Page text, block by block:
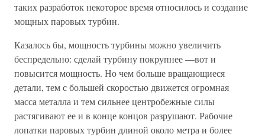
таких разработок некоторое время относилось и создание
мощных паровых турбин.
Казалось бы, мощность турбины можно увеличить
беспредельно: сделай турбину покрупнее —вот и
повысится мощность. Но чем больше вращающиеся
детали, тем с большей скоростью движется огромная
масса металла и тем сильнее центробежные силы
растягивают ее и в конце концов разрушают. Рабочие
лопатки паровых турбин длиной около метра и более